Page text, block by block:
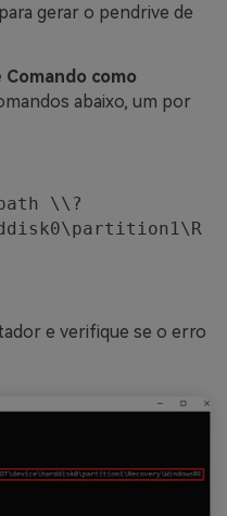
gerar o pendrive de
Comando como
abaixo, um por
\\?
e verifique se o erro